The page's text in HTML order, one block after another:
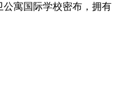
公寓国际学校密布，拥有